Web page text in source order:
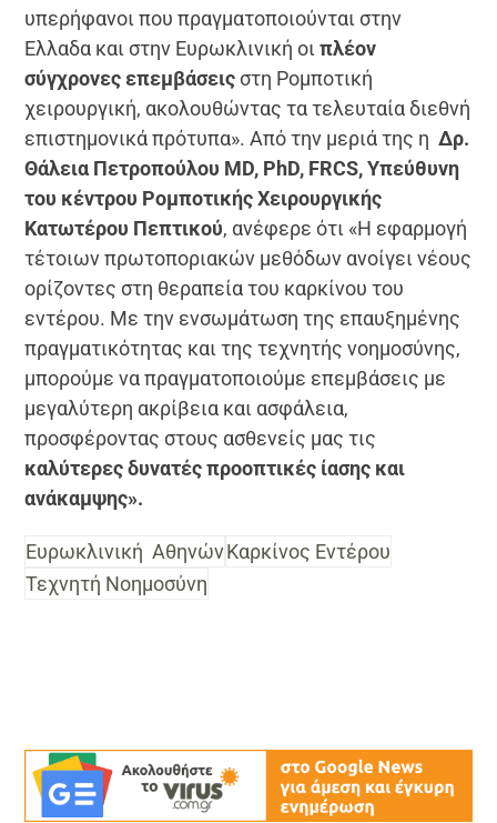
υπερήφανοι που πραγματοποιούνται στην
Ελλαδα και στην Ευρωκλινική οι πλέον
σύγχρονες επεμβάσεις στη Ρομποτική
χειρουργική, ακολουθώντας τα τελευταία διεθνή
επιστημονικά πρότυπα». Από την μεριά της ηΔρ.
Θάλεια Πετροπούλου MD, PhD, FRCS, Υπεύθυνη
του κέντρου Ρομποτικής Χειρουργικής
Κατωτέρου Πεπτικού, ανέφερε ότι «Η εφαρμογή
τέτοιων πρωτοποριακών μεθόδων ανοίγει νέους
ορίζοντες στη θεραπεία του καρκίνου του
εντέρου. Με την ενσωμάτωση της επαυξημένης
πραγματικότητας και της τεχνητής νοημοσύνης,
μπορούμε να πραγματοποιούμε επεμβάσεις με
μεγαλύτερη ακρίβεια και ασφάλεια,
προσφέροντας στους ασθενείς μας τις
καλύτερες δυνατές προοπτικές ίασης και
ανάκαμψης».
Ευρωκλινική ΑθηνώνΚαρκίνος Εντέρου
Τεχνητή Νοημοσύνη